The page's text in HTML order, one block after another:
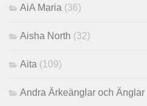
AiA Maria (36)
Aisha North (32)
Aita (109)
Andra Ärkeänglar och Änglar